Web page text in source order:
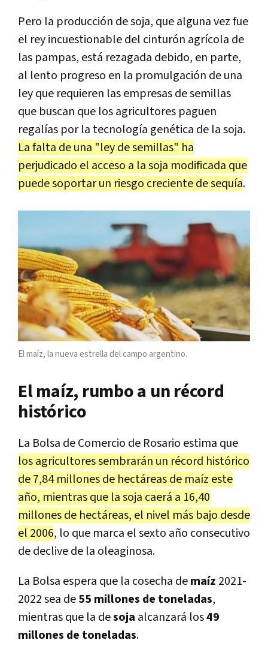
Pero la producción de soja, que alguna vez fue
el rey incuestionable del cinturón agrícola de
las pampas, está rezagada debido, en parte,
al lento progreso en la promulgación de una
ley que requieren las empresas de semillas
que buscan que los agricultores paguen
regalías por la tecnología genética de la soja.
La falta de una "ley de semillas" ha
perjudicado el acceso a la soja modificada que
puede soportar un riesgo creciente de sequía.
El maíz, la nueva estrella del campo argentino.
El maíz, rumbo a un récord
histórico
La Bolsa de Comercio de Rosario estima que
los agricultores sembrarán un récord histórico
de 7,84 millones de hectáreas de maíz este
año, mientras que la soja caerá a 16,40
millones de hectáreas, el nivel más bajo desde
el 2006, lo que marca el sexto año consecutivo
de declive de la oleaginosa.
La Bolsa espera que la cosecha demaíz 2021-
2022 sea de55 millones de toneladas,
mientras que la desoja alcanzará los49
millones de toneladas.